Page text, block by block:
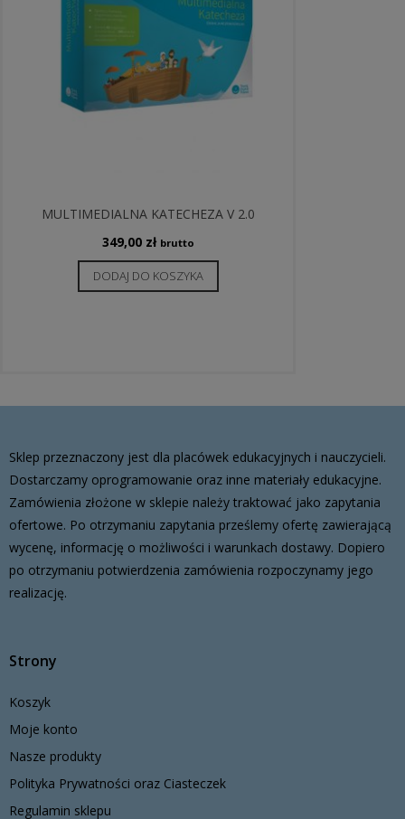
MULTIMEDIALNA KATECHEZA V 2.0
349,00 zł brutto
DODAJ DO KOSZYKA
Sklep przeznaczony jest dla placówek edukacyjnych i nauczycieli.
Dostarczamy oprogramowanie oraz inne materiały edukacyjne.
Zamówienia złożone w sklepie należy traktować jako zapytania
ofertowe. Po otrzymaniu zapytania prześlemy ofertę zawierającą
wycenę, informację o możliwości i warunkach dostawy. Dopiero
po otrzymaniu potwierdzenia zamówienia rozpoczynamy jego
realizację.
Strony
Koszyk
Moje konto
Nasze produkty
Polityka Prywatności oraz Ciasteczek
Regulamin sklepu